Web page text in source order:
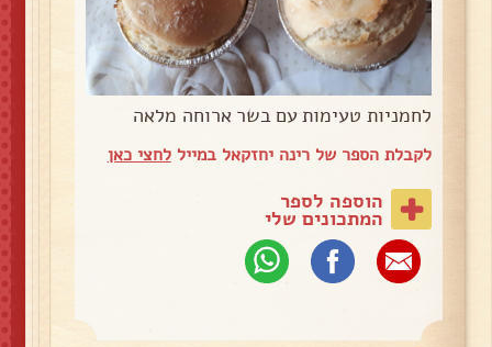
לחמניות טעימות עם בשר ארוחה מלאה
לקבלת הספר של רינה יחזקאל במייללחצי כאן
הוספה לספר
המתכונים שלי